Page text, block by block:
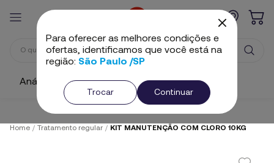
Análise e Ajuste Cloros Algicidas
Home / Tratamento regular / KIT MANUTENÇÃO COM CLORO 10KG
Para oferecer as melhores condições e
ofertas, identificamos que você está na
região: São Paulo /SP
Trocar Continuar